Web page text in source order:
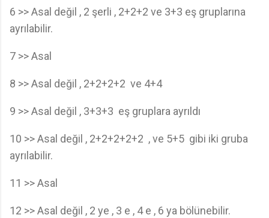
6 >> Asal değil , 2 şerli , 2+2+2 ve 3+3 eş gruplarına
ayrılabilir.
7 >> Asal
8 >> Asal değil , 2+2+2+2 ve 4+4
9 >> Asal değil , 3+3+3 eş gruplara ayrıldı
10 >> Asal değil , 2+2+2+2+2 , ve 5+5 gibi iki gruba
ayrılabilir.
11 >> Asal
12 >> Asal değil , 2 ye , 3 e , 4 e , 6 ya bölünebilir.